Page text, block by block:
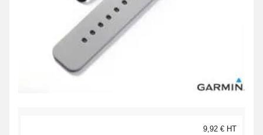
9,92 € HT